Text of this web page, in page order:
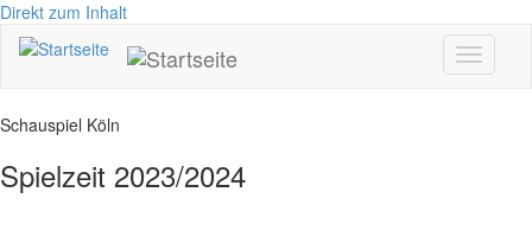
Direkt zum Inhalt
Toggle
Schauspiel Köln
Spielzeit 2023/2024